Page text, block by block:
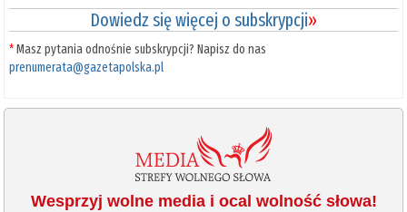
Dowiedz się więcej o subskrypcji»
*Masz pytania odnośnie subskrypcji? Napisz do nas
prenumerata@gazetapolska.pl
Wesprzyj wolne media i ocal wolność słowa!